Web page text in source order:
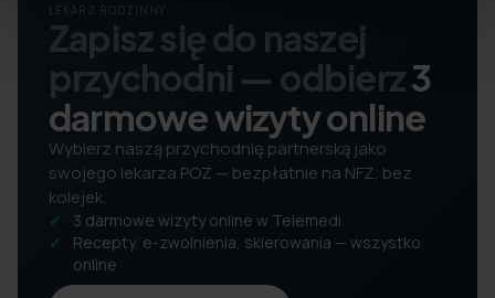
LEKARZ RODZINNY
Zapisz się do naszej
przychodni — odbierz3
darmowe wizyty online
Wybierz naszą przychodnię partnerską jako
swojego lekarza POZ — bezpłatnie na NFZ, bez
kolejek.
3 darmowe wizyty online w Telemedi
Recepty, e-zwolnienia, skierowania — wszystko
online